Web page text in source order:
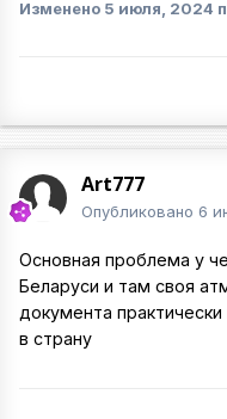
Изменено 5 июля, 2024
Art777
Опубликовано 6
Основная проблема у
Беларуси и там своя
документа
в страну